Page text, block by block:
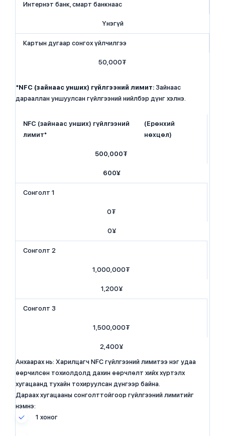
Интернэт банк, смарт банкнаас
Үнэгүй
Картын дугаар сонгох үйлчилгээ
50,000₮
*NFC (зайнаас унших) гүйлгээний лимит: Зайнаас
дарааллан уншуулсан гүйлгээний нийлбэр дүнг хэлнэ.
​NFC (зайнаас унших) гүйлгээний
лимит*
(Ерөнхий
нөхцөл)
​500,000₮
​​600¥
​Сонголт 1
0₮
​0¥
​Сонголт 2
​1,000,000₮
​1,200¥
​Сонголт 3
​1,500,000₮
​2,400¥
Анхаарах нь: Харилцагч NFC гүйлгээний лимитээ нэг удаа
өөрчилсөн тохиолдолд дахин өөрчлөлт хийх хүртэлх
хугацаанд тухайн тохируулсан дүнгээр байна.
Дараах хугацааны сонголттойгоор гүйлгээний лимитийг
нэмнэ:
1 хоног